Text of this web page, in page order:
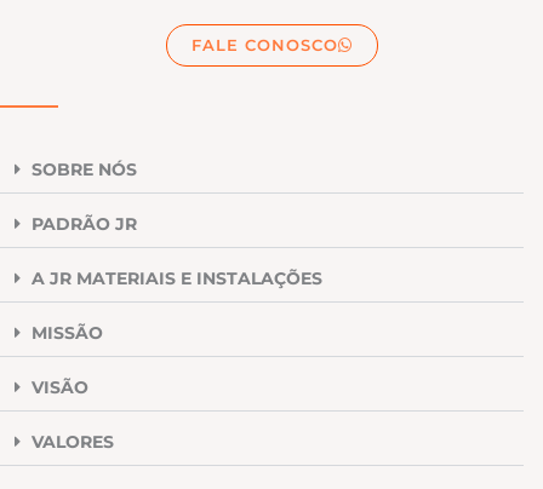
FALE CONOSCO
SOBRE NÓS
PADRÃO JR
A JR MATERIAIS E INSTALAÇÕES
MISSÃO
VISÃO
VALORES